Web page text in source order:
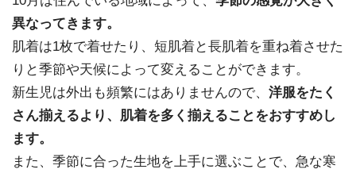
異なってきます。
肌着は1枚で着せたり、短肌着と長肌着を重ね着させた
りと季節や天候によって変えることができます。
新生児は外出も頻繁にはありませんので、 洋服をたく
さん揃えるより、肌着を多く揃えることをおすすめし
ます。
また、季節に合った生地を上手に選ぶことで、急な寒